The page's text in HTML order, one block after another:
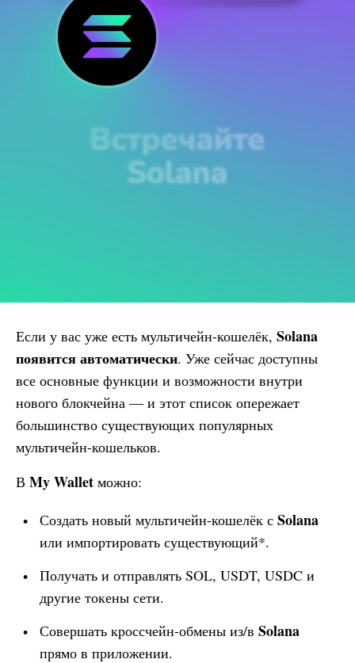
Если у вас уже есть мультичейн-кошелёк, Solana
появится автоматически. Уже сейчас доступны
все основные функции и возможности внутри
нового блокчейна — и этот список опережает
большинство существующих популярных
мультичейн-кошельков.
В My Wallet можно:
Создать новый мультичейн-кошелёк с Solana
или импортировать существующий*.
Получать и отправлять SOL, USDT, USDC и
другие токены сети.
Совершать кроссчейн-обмены из/в Solana
прямо в приложении.